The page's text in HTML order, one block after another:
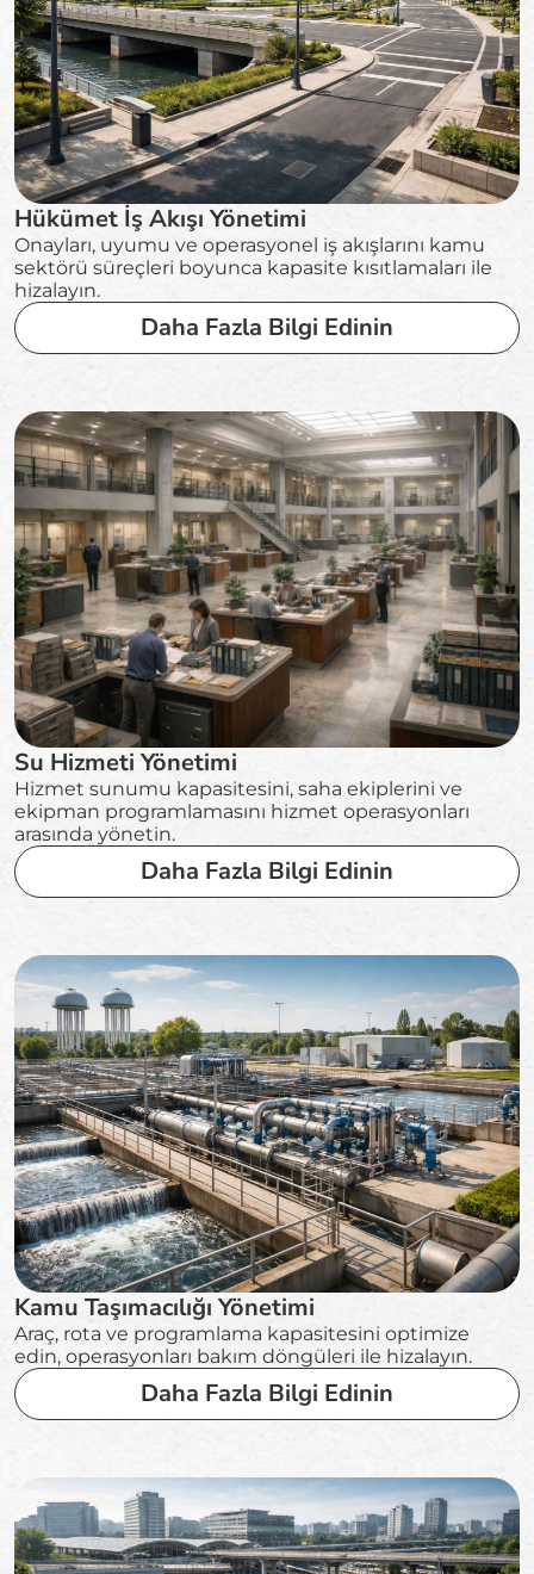
Hükümet İş Akışı Yönetimi
Onayları, uyumu ve operasyonel iş akışlarını kamu
sektörü süreçleri boyunca kapasite kısıtlamaları ile
hizalayın.
Daha Fazla Bilgi Edinin
Su Hizmeti Yönetimi
Hizmet sunumu kapasitesini, saha ekiplerini ve
ekipman programlamasını hizmet operasyonları
arasında yönetin.
Daha Fazla Bilgi Edinin
Kamu Taşımacılığı Yönetimi
Araç, rota ve programlama kapasitesini optimize
edin, operasyonları bakım döngüleri ile hizalayın.
Daha Fazla Bilgi Edinin